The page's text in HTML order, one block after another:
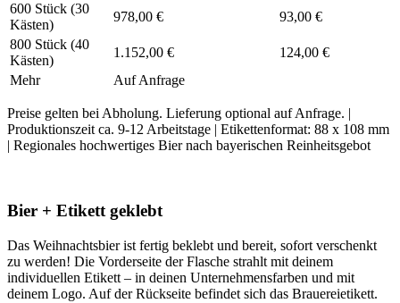
600 Stück (30
Kästen)
978,00 €
93,00 €
800 Stück (40
Kästen)
1.152,00 €
124,00 €
Mehr
Auf Anfrage
Preise gelten bei Abholung. Lieferung optional auf Anfrage. |
Produktionszeit ca. 9-12 Arbeitstage | Etikettenformat: 88 x 108 mm
| Regionales hochwertiges Bier nach bayerischen Reinheitsgebot
Bier + Etikett geklebt
Das Weihnachtsbier ist fertig beklebt und bereit, sofort verschenkt
zu werden! Die Vorderseite der Flasche strahlt mit deinem
individuellen Etikett – in deinen Unternehmensfarben und mit
deinem Logo. Auf der Rückseite befindet sich das Brauereietikett.